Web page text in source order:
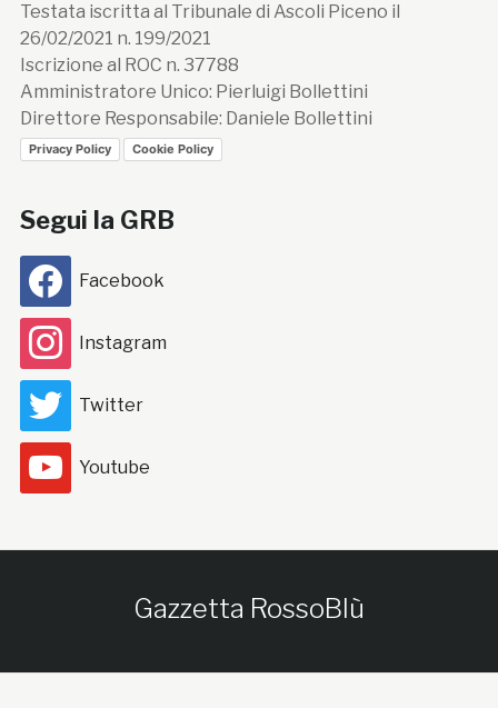
Testata iscritta al Tribunale di Ascoli Piceno il
26/02/2021 n. 199/2021
Iscrizione al ROC n. 37788
Amministratore Unico: Pierluigi Bollettini
Direttore Responsabile: Daniele Bollettini
Privacy Policy Cookie Policy
Segui la GRB
Facebook
Instagram
Twitter
Youtube
Gazzetta RossoBlù